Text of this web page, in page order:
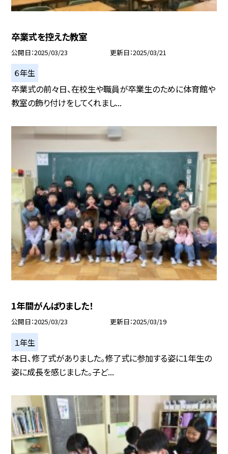
卒業式を控えた教室
公開日 2025/03/23 更新日 2025/03/21
６年生
卒業式の前々日、在校生や職員が卒業生のために体育館や
教室の飾り付けをしてくれまし...
1年間がんばりました！
公開日 2025/03/23 更新日 2025/03/19
１年生
本日、修了式がありました。修了式に参加する姿に1年生の
姿に成長を感じました。子ど...